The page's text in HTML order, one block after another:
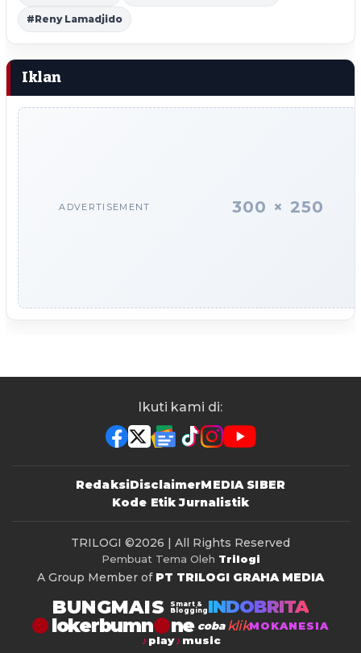
#Reny Lamadjido
Iklan
ADVERTISEMENT 300 × 250
Ikuti kami di:
RedaksiDisclaimerMEDIA SIBER
Kode Etik Jurnalistik
TRILOGI ©2026 | All Rights Reserved
Pembuat Tema Oleh Trilogi
A Group Member of PT TRILOGI GRAHA MEDIA
BUNGMAIS
Smart &
Blogging INDOBRITA
lokerbumn coba klikMOKANESIA
play
music